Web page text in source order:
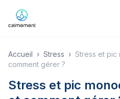
Accueil › Stress › Stress et pic
comment gérer ?
Stress et pic